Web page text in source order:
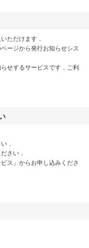
ただけます．
ページから発行お知らせシス
せするサービスです．ご利
．
さい．
ス」からお申し込みくださ